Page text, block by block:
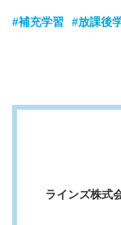
#補充学習 #放課後
ラインズ株式